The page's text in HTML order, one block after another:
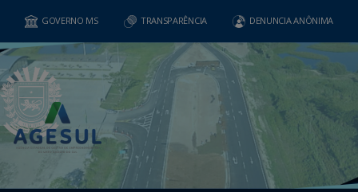
GOVERNO MS TRANSPARÊNCIA DENUNCIA ANÔNIMA